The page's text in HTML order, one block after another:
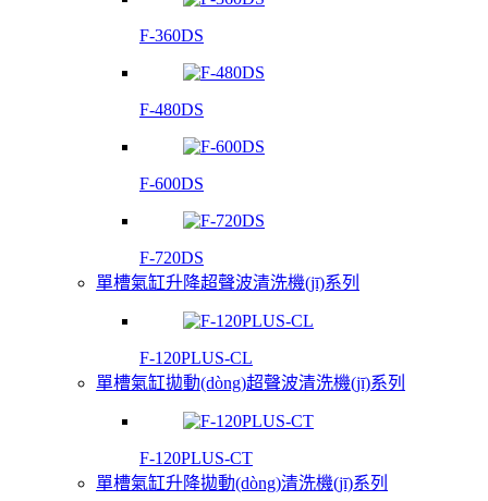
F-360DS
F-480DS
F-600DS
F-720DS
單槽氣缸升降超聲波清洗機(jī)系列
F-120PLUS-CL
單槽氣缸拋動(dòng)超聲波清洗機(jī)系列
F-120PLUS-CT
單槽氣缸升降拋動(dòng)清洗機(jī)系列